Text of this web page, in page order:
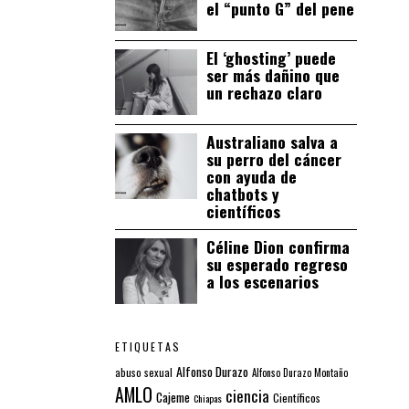
el “punto G” del pene
El ‘ghosting’ puede
ser más dañino que
un rechazo claro
Australiano salva a
su perro del cáncer
con ayuda de
chatbots y
científicos
Céline Dion confirma
su esperado regreso
a los escenarios
ETIQUETAS
abuso sexual Alfonso Durazo Alfonso Durazo Montaño
AMLO Cajeme Chiapas ciencia Científicos